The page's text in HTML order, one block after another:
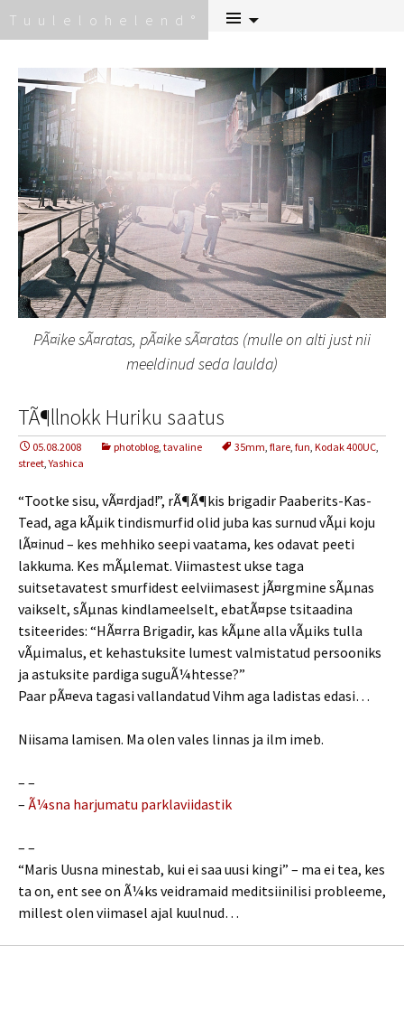
Tuulelohelend
PÃ¤ike sÃ¤ratas, pÃ¤ike sÃ¤ratas (mulle on alti just nii
meeldinud seda laulda)
TÃ¶llnokk Huriku saatus
05.08.2008 photoblog, tavaline 35mm, flare, fun, Kodak 400UC,
street,Yashica
“Tootke sisu, vÃ¤rdjad!”, rÃ¶Ã¶kis brigadir Paaberits-Kas-
Tead, aga kÃµik tindismurfid olid juba kas surnud vÃµi koju
lÃ¤inud – kes mehhiko seepi vaatama, kes odavat peeti
lakkuma. Kes mÃµlemat. Viimastest ukse taga
suitsetavatest smurfidest eelviimasest jÃ¤rgmine sÃµnas
vaikselt, sÃµnas kindlameelselt, ebatÃ¤pse tsitaadina
tsiteerides: “HÃ¤rra Brigadir, kas kÃµne alla vÃµiks tulla
vÃµimalus, et kehastuksite lumest valmistatud persooniks
ja astuksite pardiga suguÃ¼htesse?”
Paar pÃ¤eva tagasi vallandatud Vihm aga ladistas edasi…
Niisama lamisen. Ma olen vales linnas ja ilm imeb.
– –
– Ã¼sna harjumatu parklaviidastik
– –
“Maris Uusna minestab, kui ei saa uusi kingi” – ma ei tea, kes
ta on, ent see on Ã¼ks veidramaid meditsiinilisi probleeme,
millest olen viimasel ajal kuulnud…